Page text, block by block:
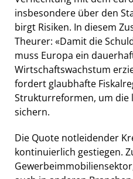
insbesondere über den
birgt Risiken. In diesem
Theurer: «Damit die
muss Europa ein
Wirtschaftswachstum
fordert glaubhafte
Strukturreformen, um die
sichern.
Die Quote notleidender
kontinuierlich gestiegen.